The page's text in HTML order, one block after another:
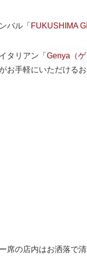
バル「 FUKUSHIMA
タリアン「 Genya（ゲ
お手軽にいただけるお
席の店内はお洒落で